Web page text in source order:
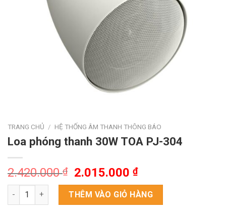
TRANG CHỦ / HỆ THỐNG ÂM THANH THÔNG BÁO
Loa phóng thanh 30W TOA PJ-304
2.420.000₫
Giá
gốc
là:
2.420.000 ₫.
2.015.000₫Giá
hiện
tại
là:
Loa phóng thanh 30W TOA PJ-304 số lượng
THÊM VÀO GIỎ HÀNG